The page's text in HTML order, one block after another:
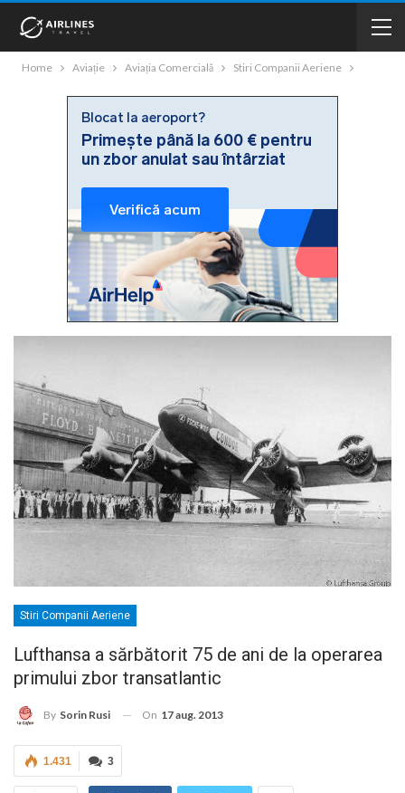
Home Aviație Aviația Comercială Stiri Companii Aeriene
Stiri Companii Aeriene
Lufthansa a sărbătorit 75 de ani de la operarea
primului zbor transatlantic
By Sorin Rusi On 17 aug. 2013
3
1.431